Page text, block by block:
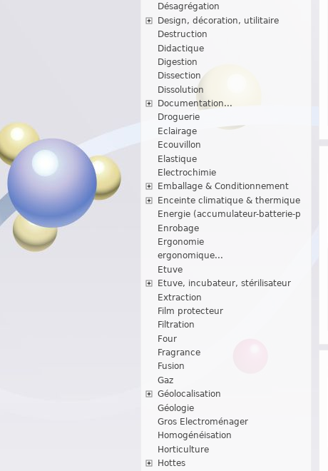
Désagrégation
Design, décoration, utilitaire
Destruction
Didactique
Digestion
Dissection
Dissolution
Documentation...
Droguerie
Eclairage
Ecouvillon
Elastique
Electrochimie
Emballage & Conditionnement
Enceinte climatique & thermique
Energie (accumulateur-batterie-p
Enrobage
Ergonomie
ergonomique...
Etuve
Etuve, incubateur, stérilisateur
Extraction
Film protecteur
Filtration
Four
Fragrance
Fusion
Gaz
Géolocalisation
Géologie
Gros Electroménager
Homogénéisation
Horticulture
Hottes